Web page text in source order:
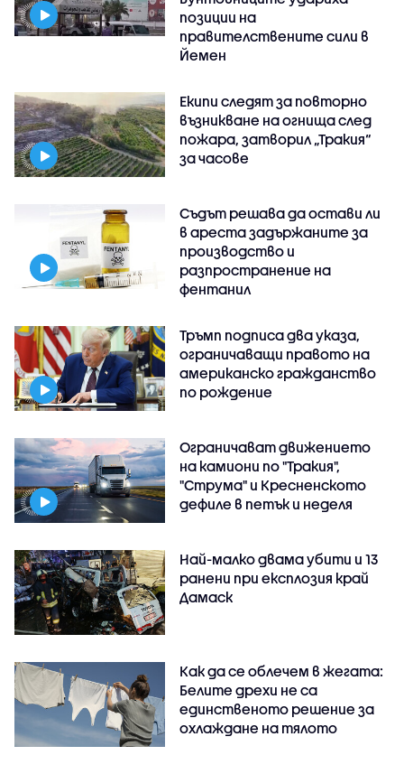
позиции на
правителствените сили в
Йемен
Екипи следят за повторно
възникване на огнища след
пожара, затворил „Тракия“
за часове
Съдът решава да остави ли
в ареста задържаните за
производство и
разпространение на
фентанил
Тръмп подписа два указа,
ограничаващи правото на
американско гражданство
по рождение
Ограничават движението
на камиони по "Тракия",
"Струма" и Кресненското
дефиле в петък и неделя
Най-малко двама убити и 13
ранени при експлозия край
Дамаск
Как да се облечем в жегата:
Белите дрехи не са
единственото решение за
охлаждане на тялото